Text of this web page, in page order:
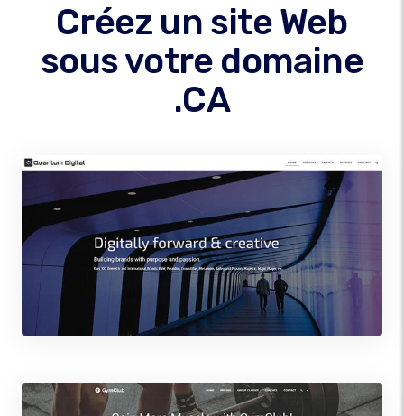
Créez un site Web
sous votre domaine
.CA